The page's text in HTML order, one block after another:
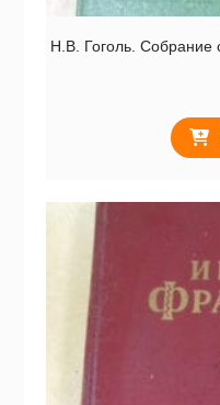
Н.В. Гоголь. Собрание